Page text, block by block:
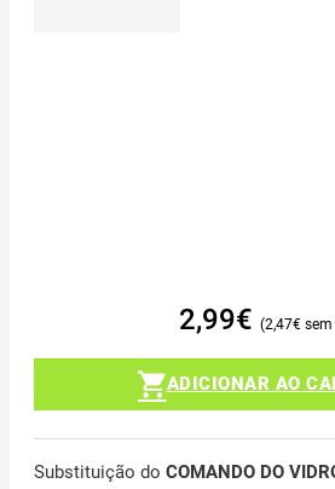
2,99€ 2,47€
ADICIONAR AO
Substituição do COMANDO DO